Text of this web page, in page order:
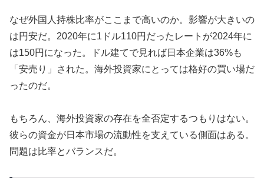
なぜ外国人持株比率がここまで高いのか。影響が大きいの
は円安だ。2020年に1ドル110円だったレートが2024年に
は150円になった。ドル建てで見れば日本企業は36%も
「安売り」された。海外投資家にとっては格好の買い場だ
ったのだ。
もちろん、海外投資家の存在を全否定するつもりはない。
彼らの資金が日本市場の流動性を支えている側面はある。
問題は比率とバランスだ。